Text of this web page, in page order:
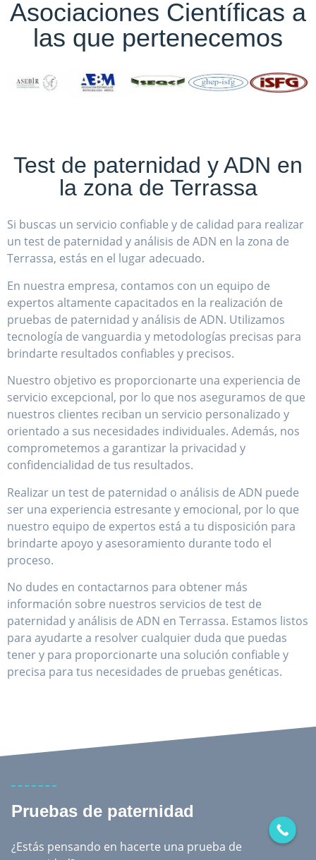
Si buscas un servicio confiable y de calidad para realizar
un test de paternidad y análisis de ADN en la zona de
Terrassa, estás en el lugar adecuado.
En nuestra empresa, contamos con un equipo de
expertos altamente capacitados en la realización de
pruebas de paternidad y análisis de ADN. Utilizamos
brindarte resultados confiables y precisos.
Nuestro objetivo es proporcionarte una experiencia de
servicio excepcional, por lo que nos aseguramos de que
nuestros clientes reciban un servicio personalizado y
comprometemos a garantizar la privacidad y
confidencialidad de tus resultados.
Realizar un test de paternidad o análisis de ADN puede
ser una experiencia estresante y emocional, por lo que
nuestro equipo de expertos está a tu disposición para
proceso.
No dudes en contactarnos para obtener más
información sobre nuestros servicios de test de
paternidad y análisis de ADN en Terrassa. Estamos listos
tener y para proporcionarte una solución confiable y
precisa para tus necesidades de pruebas genéticas.
Pruebas de paternidad
¿Estás pensando en hacerte una prueba de
paternidad?
Ya puedes solicitar aquí tu prueba de ADN
Es Fácil, Rápido y Seguro